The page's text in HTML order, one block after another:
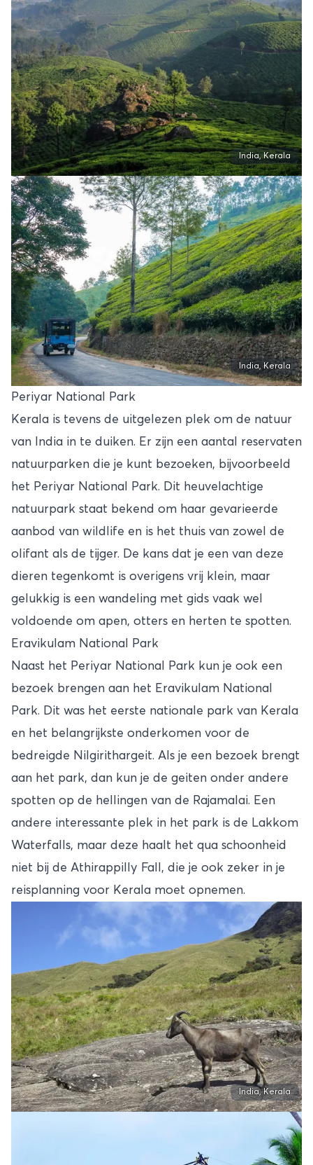
India, Kerala
India, Kerala
Periyar National Park
Kerala is tevens de uitgelezen plek om de natuur
van India in te duiken. Er zijn een aantal reservaten
natuurparken die je kunt bezoeken, bijvoorbeeld
het Periyar National Park. Dit heuvelachtige
natuurpark staat bekend om haar gevarieerde
aanbod van wildlife en is het thuis van zowel de
olifant als de tijger. De kans dat je een van deze
dieren tegenkomt is overigens vrij klein, maar
gelukkig is een wandeling met gids vaak wel
voldoende om apen, otters en herten te spotten.
Eravikulam National Park
Naast het Periyar National Park kun je ook een
bezoek brengen aan het Eravikulam National
Park. Dit was het eerste nationale park van Kerala
en het belangrijkste onderkomen voor de
bedreigde Nilgirithargeit. Als je een bezoek brengt
aan het park, dan kun je de geiten onder andere
spotten op de hellingen van de Rajamalai. Een
andere interessante plek in het park is de Lakkom
Waterfalls, maar deze haalt het qua schoonheid
niet bij de Athirappilly Fall, die je ook zeker in je
reisplanning voor Kerala moet opnemen.
India, Kerala